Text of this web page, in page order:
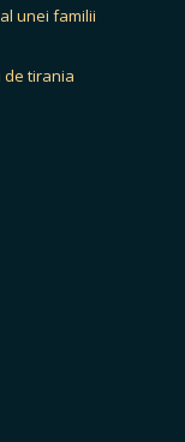
unei familii
de tirania